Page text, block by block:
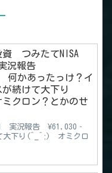
資 つみたてNISA
況報告
かあったっけ？イ
続けて大下り
クロン？とかのせ
実況報告 ¥61,030‐
大下り(^_^;) オミクロ